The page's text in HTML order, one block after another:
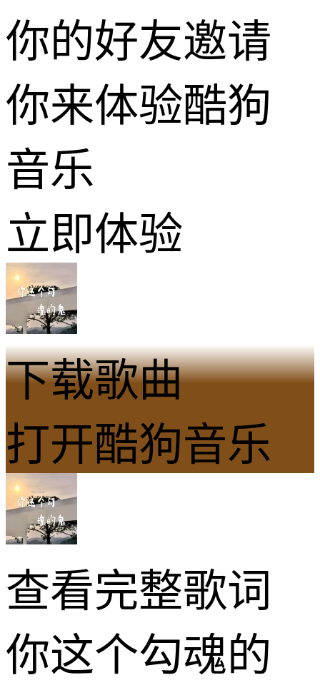
你的好友邀请
你来体验酷狗
音乐
立即体验
下载歌曲
打开酷狗音乐
查看完整歌词
你这个勾魂的